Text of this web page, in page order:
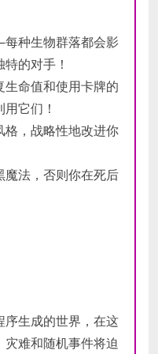
种生物群落都会影
的对手！
命值和使用卡牌的
它们！
，战略性地改进你
法，否则你在死后
序生成的世界，在这
难和随机事件将迫